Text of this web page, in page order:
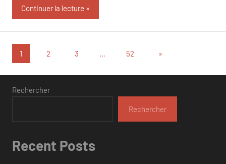
Continuer la lecture
Pagination
des
publications
1 2 3 … 52
Articles
»
Rechercher
Rechercher
Recent Posts